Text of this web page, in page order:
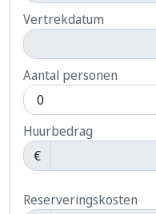
Vertrekdatum
Aantal personen
Huurbedrag
€
Reserveringskosten